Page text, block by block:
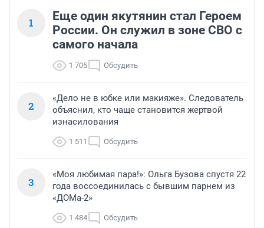
1
Еще один якутянин стал Героем
России. Он служил в зоне СВО с
самого начала
1 705 Обсудить
2
«Дело не в юбке или макияже». Следователь
объяснил, кто чаще становится жертвой
изнасилования
1 511 Обсудить
3
«Моя любимая пара!»: Ольга Бузова спустя 22
года воссоединилась с бывшим парнем из
«ДОМа-2»
1 484 Обсудить